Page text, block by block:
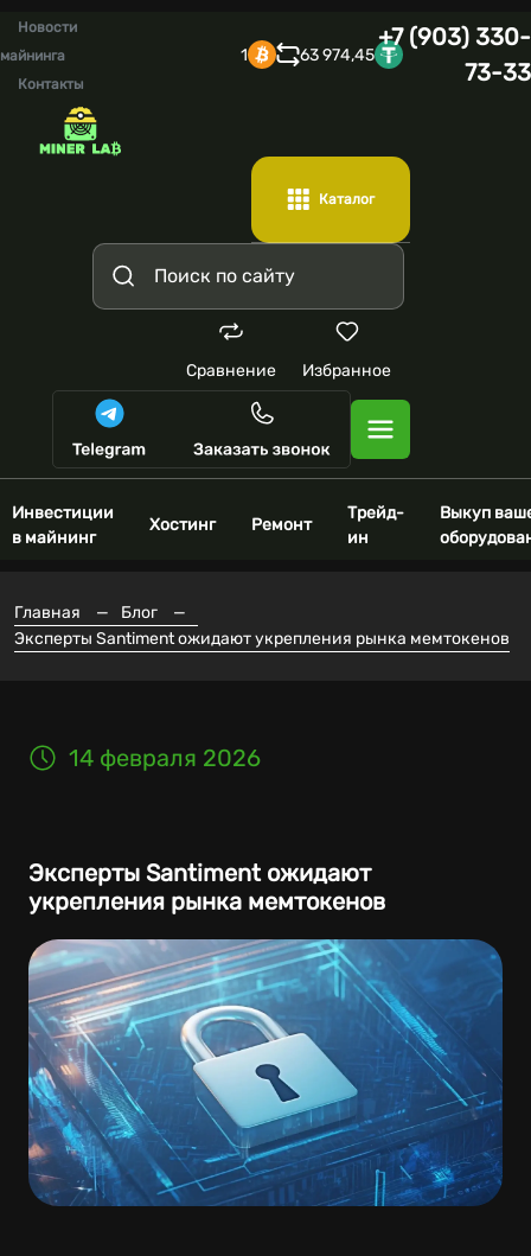
Новости
майнинга
Контакты
1 63 974,45
+7 (903) 330-
73-33
Каталог
Сравнение Избранное
Инвестиции
в майнинг
Хостинг Ремонт
Трейд-
ин
Выкуп
Главная — Блог
—
Эксперты Santiment ожидают укрепления рынка мемтокенов
14 февраля 2026
Эксперты Santiment ожидают
укрепления рынка мемтокенов